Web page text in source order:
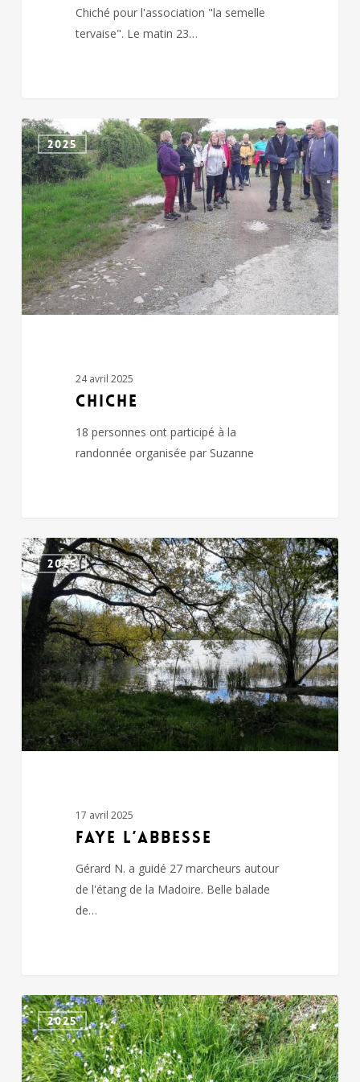
Chiché pour l'association "la semelle
tervaise". Le matin 23…
CHICHE
2025
24 avril 2025
CHICHE
18 personnes ont participé à la
randonnée organisée par Suzanne
FAYE
L’ABBESSE
2025
17 avril 2025
FAYE L’ABBESSE
Gérard N. a guidé 27 marcheurs autour
de l'étang de la Madoire. Belle balade
de…
un
dimanche
à
FENERY
2025